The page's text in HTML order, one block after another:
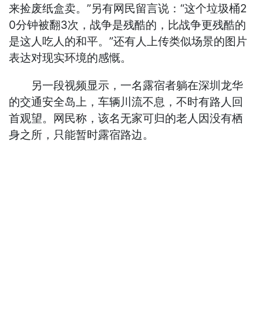
来捡废纸盒卖。”另有网民留言说：“这个垃圾桶2
0分钟被翻3次，战争是残酷的，比战争更残酷的
是这人吃人的和平。”还有人上传类似场景的图片
表达对现实环境的感慨。
另一段视频显示，一名露宿者躺在深圳龙华
的交通安全岛上，车辆川流不息，不时有路人回
首观望。网民称，该名无家可归的老人因没有栖
身之所，只能暂时露宿路边。